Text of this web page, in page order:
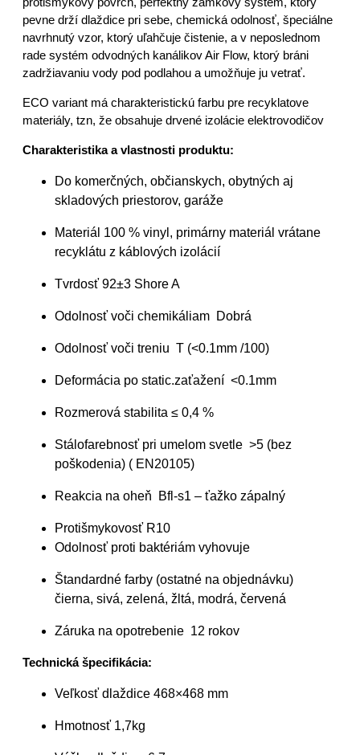
pevne drží dlaždice pri sebe, chemická odolnosť, špeciálne
navrhnutý vzor, ktorý uľahčuje čistenie, a v neposlednom
rade systém odvodných kanálikov Air Flow, ktorý bráni
zadržiavaniu vody pod podlahou a umožňuje ju vetrať.
ECO variant má charakteristickú farbu pre recyklatove
materiály, tzn, že obsahuje drvené izolácie elektrovodičov
Charakteristika a vlastnosti produktu:
Do komerčných, občianskych, obytných aj
skladových priestorov, garáže
Materiál 100 % vinyl, primárny materiál vrátane
recyklátu z káblových izolácií
Tvrdosť 92±3 Shore A
Odolnosť voči chemikáliam Dobrá
Odolnosť voči treniu T (<0.1mm /100)
Deformácia po static.zaťažení <0.1mm
Rozmerová stabilita ≤ 0,4 %
Stálofarebnosť pri umelom svetle >5 (bez
poškodenia) ( EN20105)
Reakcia na oheň Bfl-s1 – ťažko zápalný
Protišmykovosť R10
Odolnosť proti baktériám vyhovuje
Štandardné farby (ostatné na objednávku)
čierna, sivá, zelená, žltá, modrá, červená
Záruka na opotrebenie 12 rokov
Technická špecifikácia:
Veľkosť dlaždice 468×468 mm
Hmotnosť 1,7kg